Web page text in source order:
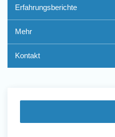
Erfahrungsberichte
Mehr
Kontakt